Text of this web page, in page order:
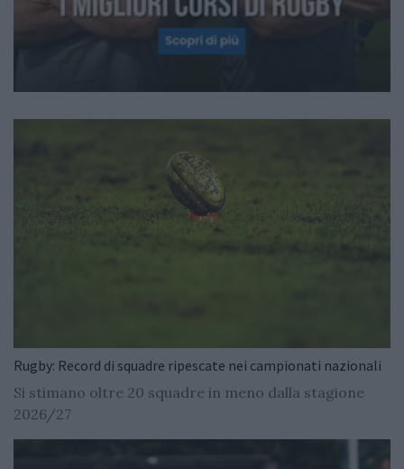
Rugby: Record di squadre ripescate nei campionati nazionali
Si stimano oltre 20 squadre in meno dalla stagione
2026/27